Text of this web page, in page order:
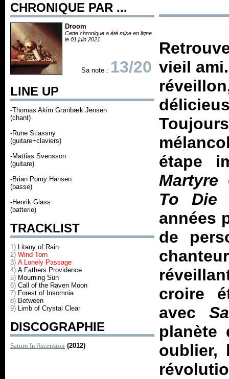
CHRONIQUE PAR ...
Droom
Cette chronique a été mise en ligne
le 01 juin 2021
Sa note : 13/20
LINE UP
-Thomas Akim Grønbæk Jensen
(chant)
-Rune Stiassny
(guitare+claviers)
-Mattias Svensson
(guitare)
-Brian Pomy Hansen
(basse)
-Henrik Glass
(batterie)
TRACKLIST
1) Litany of Rain
2) Wind Torn
3) A Lonely Passage
4) A Fathers Providence
5) Mourning Sun
6) Call of the Raven Moon
7) Forest of Insomnia
8) Between
9) Limb of Crystal Clear
DISCOGRAPHIE
Saturn In Ascension (2012)
vieil
étape
Martyre
To Die
années
de
croire
avec
planète
oublier,